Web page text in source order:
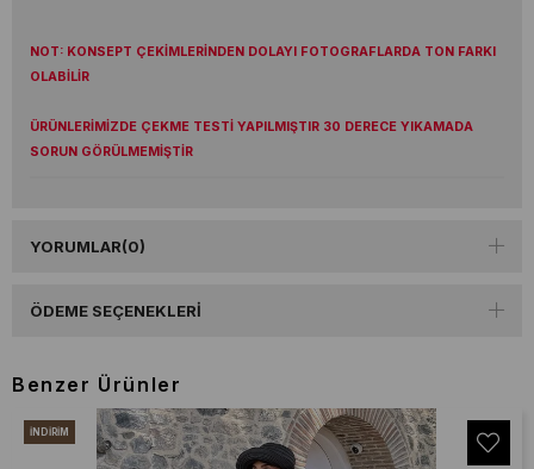
NOT: KONSEPT ÇEKİMLERİNDEN DOLAYI FOTOGRAFLARDA TON FARKI
OLABİLİR
ÜRÜNLERİMİZDE ÇEKME TESTİ YAPILMIŞTIR 30 DERECE YIKAMADA
SORUN GÖRÜLMEMİŞTİR
YORUMLAR(0)
ÖDEME SEÇENEKLERI
Benzer Ürünler
İNDIRIM